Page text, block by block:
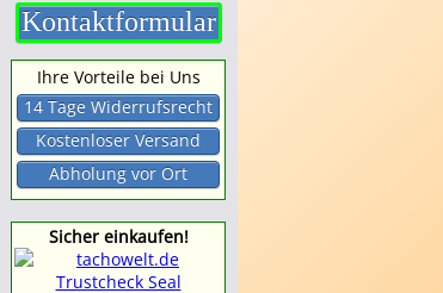
Kontaktformular
Ihre Vorteile bei Uns
14 Tage Widerrufsrecht
Kostenloser Versand
Abholung vor Ort
Sicher einkaufen!